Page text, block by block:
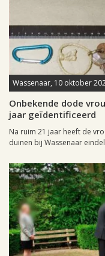
Wassenaar, 10 oktober
Onbekende dode
jaar geïdentificeerd
Na ruim 21 jaar heeft de
duinen bij Wassenaar